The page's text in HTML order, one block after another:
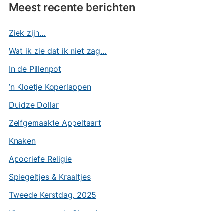
Meest recente berichten
Ziek zijn…
Wat ik zie dat ik niet zag…
In de Pillenpot
’n Kloetje Koperlappen
Duidze Dollar
Zelfgemaakte Appeltaart
Knaken
Apocriefe Religie
Spiegeltjes & Kraaltjes
Tweede Kerstdag, 2025